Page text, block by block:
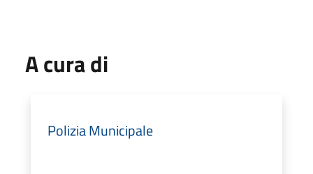
A cura di
Polizia Municipale